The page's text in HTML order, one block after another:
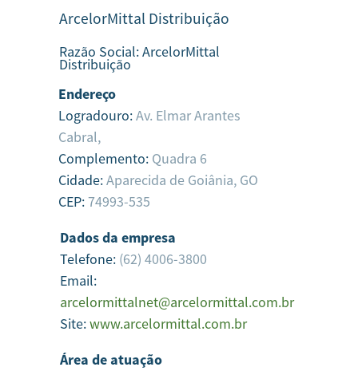
ArcelorMittal Distribuição
Razão Social:ArcelorMittal
Distribuição
Endereço
Logradouro:Av. Elmar Arantes
Cabral,
Complemento: Quadra 6
Cidade:Aparecida de Goiânia, GO
CEP:74993-535
Dados da empresa
Telefone: (62) 4006-3800
Email:
arcelormittalnet@arcelormittal.com.br
Site:www.arcelormittal.com.br
Área de atuação